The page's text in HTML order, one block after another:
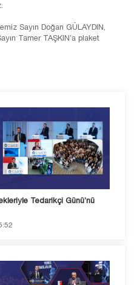
Sayın Doğan GÜLAYDIN,
Tamer TAŞKIN’a plaket
Tedarikçi Günü’nü